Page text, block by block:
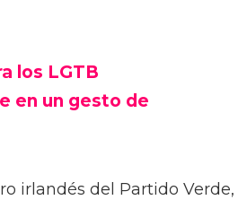
los LGTB
en un gesto de
irlandés del Partido Verde,